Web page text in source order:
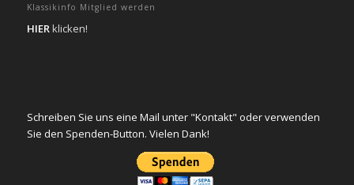
Klassikinfo Mitglied werden
HIERklicken!
Schreiben Sie uns eine Mail unter "Kontakt" oder verwenden
Sie den Spenden-Button. Vielen Dank!